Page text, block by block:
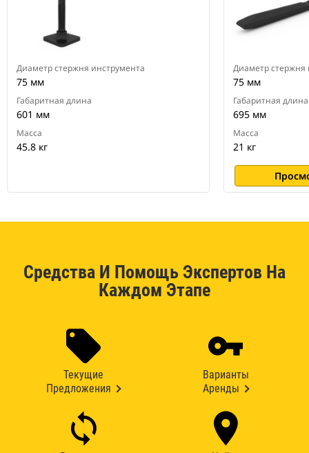
Диаметр стержня инструмента
75 мм
Габаритная длина
601 мм
Масса
45.8 кг
Диаметр стержня
75 мм
Габаритная длина
695 мм
Масса
21 кг
Средства И Помощь Экспертов На
Каждом Этапе
Текущие
Предложения
Варианты
Аренды